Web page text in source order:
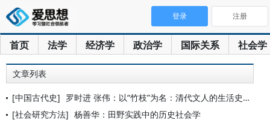
首页 法学 经济学 政治学 国际关系 社会学
登录 注册
文章列表
[中国古代史] 罗时进 张伟：以“竹枝”为名：清代文人的生活史与事件史书写
[社会研究方法] 杨善华：田野实践中的历史社会学